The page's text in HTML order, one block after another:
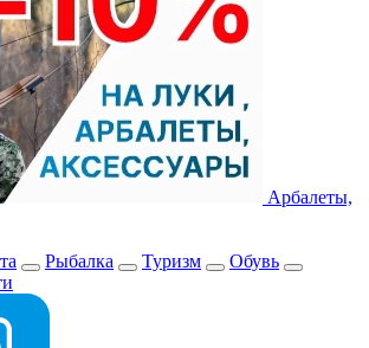
Арбалеты,
Рыбалка Туризм
Обувь